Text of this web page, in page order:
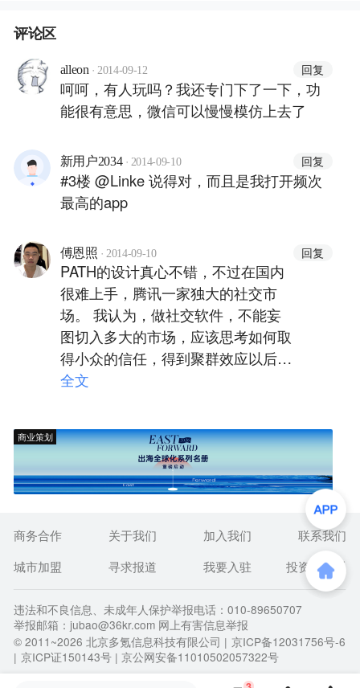
评论区
alleon · 2014-09-12 回复
呵呵，有人玩吗？我还专门下了一下，功
能很有意思，微信可以慢慢模仿上去了
新用户2034 · 2014-09-10 回复
#3楼 @Linke 说得对，而且是我打开频次
最高的app
傅恩照 · 2014-09-10 回复
PATH的设计真心不错，不过在国内
很难上手，腾讯一家独大的社交市
场。 我认为，做社交软件，不能妄
图切入多大的市场，应该思考如何取
得小众的信任，得到聚群效应以后，
再逐步强大起来，这一点现在插画类
全文
商业策划
商务合作 关于我们 加入我们
联系我们
城市加盟
寻求报道 我要入驻 投资者关系
违法和不良信息、未成年人保护举报电话：010-89650707
举报邮箱：jubao@36kr.com 网上有害信息举报
© 2011~2026 北京多氪信息科技有限公司 | 京ICP备12031756号-6
| 京ICP证150143号 | 京公网安备11010502057322号